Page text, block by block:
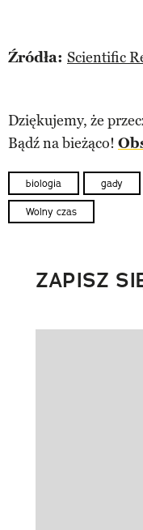
Źródła: Scientific
Dziękujemy, że
Bądź na bieżąco!
biologia gady
Wolny czas
ZAPISZ